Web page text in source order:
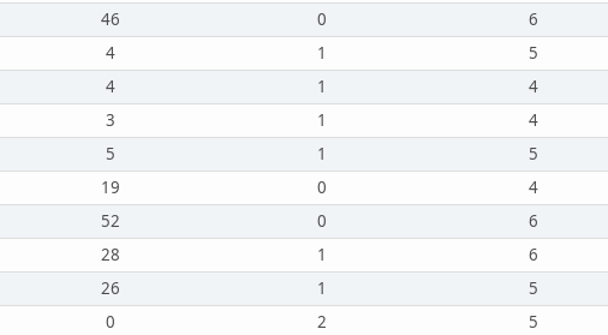
46 0 6
4 1 5
4 1 4
3 1 4
5 1 5
19 0 4
52 0 6
28 1 6
26 1 5
0 2 5